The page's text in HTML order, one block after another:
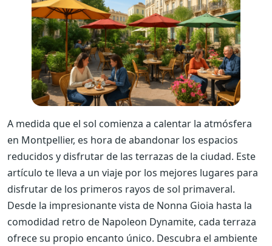
A medida que el sol comienza a calentar la atmósfera
en Montpellier, es hora de abandonar los espacios
reducidos y disfrutar de las terrazas de la ciudad. Este
artículo te lleva a un viaje por los mejores lugares para
disfrutar de los primeros rayos de sol primaveral.
Desde la impresionante vista de Nonna Gioia hasta la
comodidad retro de Napoleon Dynamite, cada terraza
ofrece su propio encanto único. Descubra el ambiente